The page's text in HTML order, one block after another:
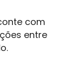
com
entre